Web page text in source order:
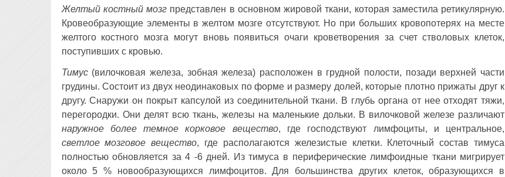
Желтый костный мозг представлен в основном жировой ткани, которая заместила ретикулярную.
Кровеобразующие элементы в желтом мозге отсутствуют. Но при больших кровопотерях на месте
желтого костного мозга могут вновь появиться очаги кроветворения за счет стволовых клеток,
поступивших с кровью.
Тимус(вилочковая железа, зобная железа) расположен в грудной полости, позади верхней части
грудины. Состоит из двух неодинаковых по форме и размеру долей, которые плотно прижаты друг к
другу. Снаружи он покрыт капсулой из соединительной ткани. В глубь органа от нее отходят тяжи,
перегородки. Они делят всю ткань, железы на маленькие дольки. В вилочковой железе различают
наружное более темное корковое вещество, где господствуют лимфоциты, и центральное,
светлое мозговое вещество, где располагаются железистые клетки. Клеточный состав тимуса
полностью обновляется за 4 -6 дней. Из тимуса в периферические лимфоидные ткани мигрирует
около 5 % новообразующихся лимфоцитов. Для большинства других клеток, образующихся в